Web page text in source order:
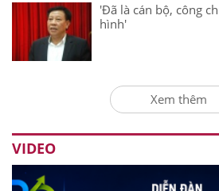
'Đã là cán bộ, công
hình'
Xem thêm
VIDEO